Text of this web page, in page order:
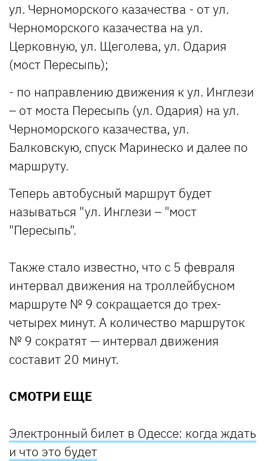
ул. Черноморского казачества - от ул.
Черноморского казачества на ул.
Церковную, ул. Щеголева, ул. Одария
(мост Пересыпь);
- по направлению движения к ул. Инглези
– от моста Пересыпь (ул. Одария) на ул.
Черноморского казачества, ул.
Балковскую, спуск Маринеско и далее по
маршруту.
Теперь автобусный маршрут будет
называться "ул. Инглези – "мост
"Пересыпь".
Также стало известно, что с 5 февраля
интервал движения на троллейбусном
маршруте № 9 сокращается до трех-
четырех минут. А количество маршруток
№ 9 сократят — интервал движения
составит 20 минут.
СМОТРИ ЕЩЕ
Электронный билет в Одессе: когда ждать
и что это будет